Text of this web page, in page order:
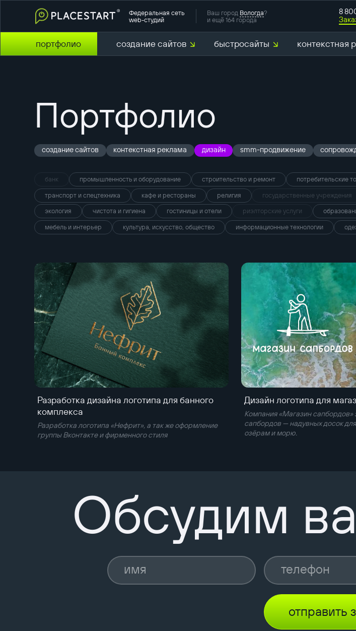
Федеральная сеть
web-студий
Ваш город Вологда?
и ещё 164 города
8
портфолио создание сайтов быстросайты контекстная
Портфолио
создание сайтов контекстная реклама дизайн smm-продвижение
банк промышленность и оборудование строительство и ремонт потребительские
транспорт и спецтехника
кафе и рестораны религия государственные учреждения
экология
чистота и гигиена гостиницы и отели риэлторские услуги
мебель и интерьер
культура, искусство, общество информационные технологии
Разработка дизайна логотипа для банного
комплекса
Разработка логотипа «Нефрит», а так же оформление
группы Вконтакте и фирменного стиля
Дизайн логотипа для
Компания «Магазин
сапбордов — надувных досок
озёрам и морю.
Обсудим
отправить